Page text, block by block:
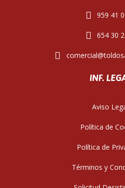
959 41
654 30
INF.
Aviso
Política de
Política de
Términos y